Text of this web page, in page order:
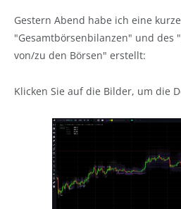
Gestern Abend habe ich eine
"Gesamtbörsenbilanzen" und des
von/zu den Börsen" erstellt:
Klicken Sie auf die Bilder, um die